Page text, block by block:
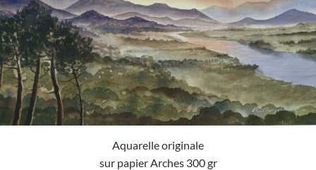
Aquarelle originale
sur papier Arches 300 gr